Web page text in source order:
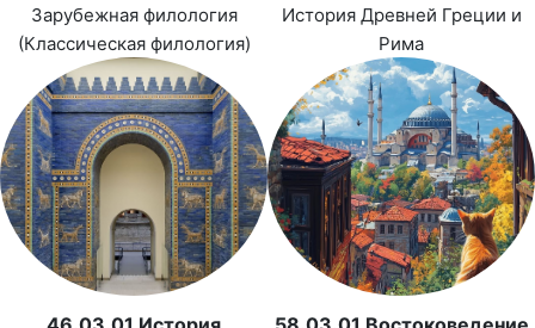
Зарубежная филология
(Классическая филология)
История Древней Греции и
Рима